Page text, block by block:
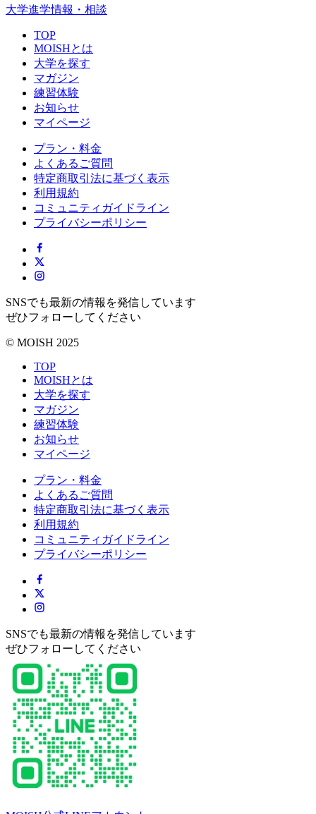
大学進学情報・相談
TOP
MOISHとは
大学を探す
マガジン
練習体験
お知らせ
マイページ
プラン・料金
よくあるご質問
特定商取引法に基づく表示
利用規約
コミュニティガイドライン
プライバシーポリシー
SNSでも最新の情報を発信しています
ぜひフォローしてください
© MOISH 2025
TOP
MOISHとは
大学を探す
マガジン
練習体験
お知らせ
マイページ
プラン・料金
よくあるご質問
特定商取引法に基づく表示
利用規約
コミュニティガイドライン
プライバシーポリシー
SNSでも最新の情報を発信しています
ぜひフォローしてください